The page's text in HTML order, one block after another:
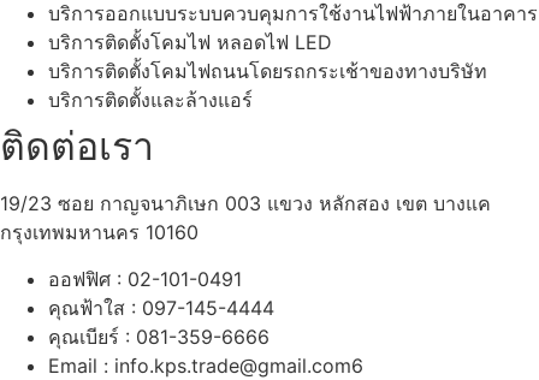
บริการออกแบบระบบควบคุมการใช้งานไฟฟ้าภายในอาคาร
บริการติดตั้งโคมไฟ หลอดไฟ LED
บริการติดตั้งโคมไฟถนนโดยรถกระเช้าของทางบริษัท
บริการติดตั้งและล้างแอร์
ติดต่อเรา
19/23 ซอย กาญจนาภิเษก 003 แขวง หลักสอง เขต บางแค
กรุงเทพมหานคร 10160
ออฟฟิศ : 02-101-0491
คุณฟ้าใส : 097-145-4444
คุณเบียร์ : 081-359-6666
Email : info.kps.trade@gmail.com6